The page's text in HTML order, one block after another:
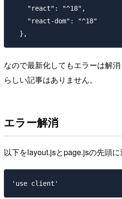
    "react": "^18",
    "react-dom": "^18"
なので最新化してもエラーは解
らしい記事はありません。
エラー解消
以下をlayout.jsとpage.jsの先頭に